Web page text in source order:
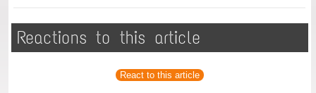
Reactions to this article
React to this article